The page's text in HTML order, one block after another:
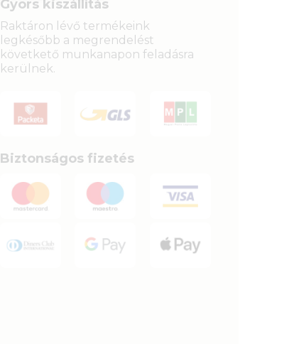
Gyors kiszállítás
Raktáron lévő termékeink
legkésőbb a megrendelést
követkető munkanapon feladásra
kerülnek.
Biztonságos fizetés